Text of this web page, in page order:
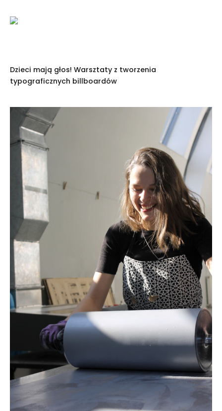
Dzieci mają głos! Warsztaty z tworzenia
typograficznych billboardów